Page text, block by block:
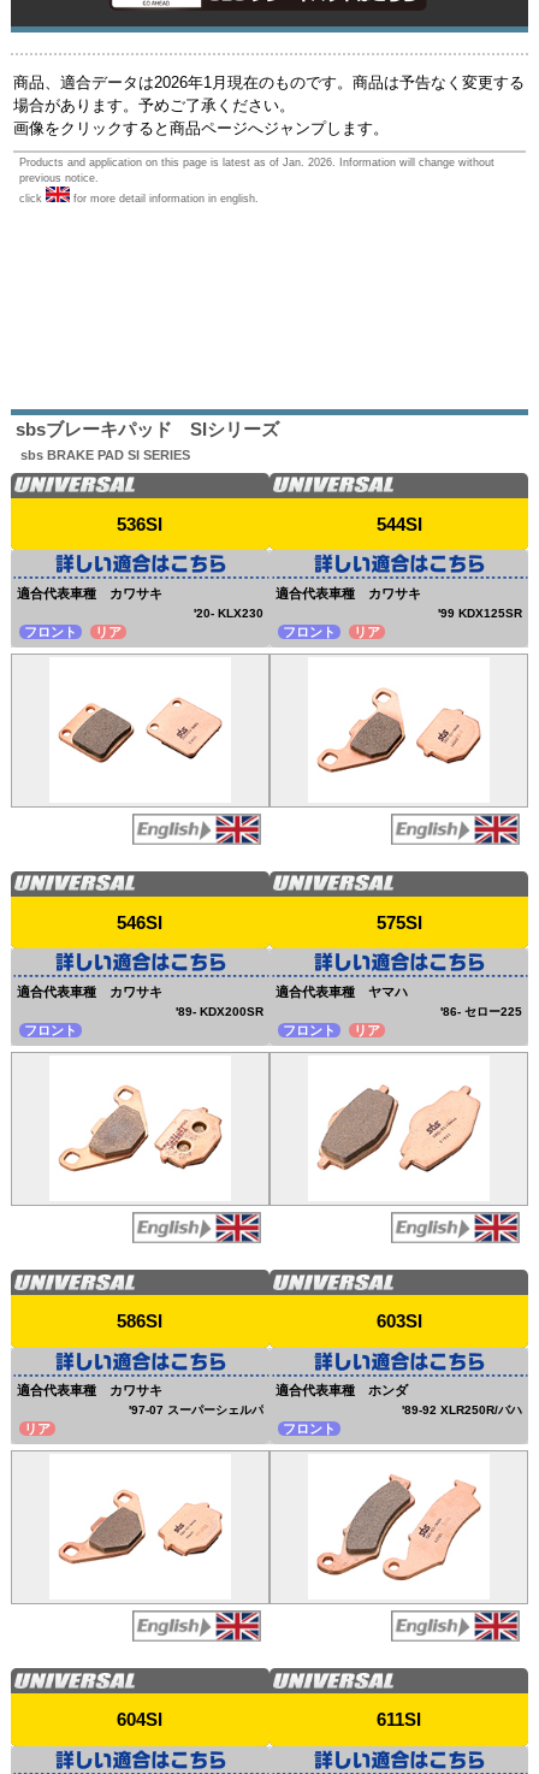
商品、適合データは2026年1月現在のものです。商品は予告なく変更する
場合があります。予めご了承ください。
画像をクリックすると商品ページへジャンプします。
Products and application on this page is latest as of Jan. 2026. Information will change without
previous notice.
click
for more detail information in english.
sbsブレーキパッド SIシリーズ
sbs BRAKE PAD SI SERIES
536SI
適合代表車種 カワサキ
'20- KLX230
フロント リア
544SI
適合代表車種 カワサキ
'99 KDX125SR
フロント リア
546SI
適合代表車種 カワサキ
'89- KDX200SR
フロント
575SI
適合代表車種 ヤマハ
'86- セロー225
フロント リア
586SI
適合代表車種 カワサキ
'97-07 スーパーシェルパ
リア
603SI
適合代表車種 ホンダ
'89-92 XLR250R/バハ
フロント
604SI 611SI